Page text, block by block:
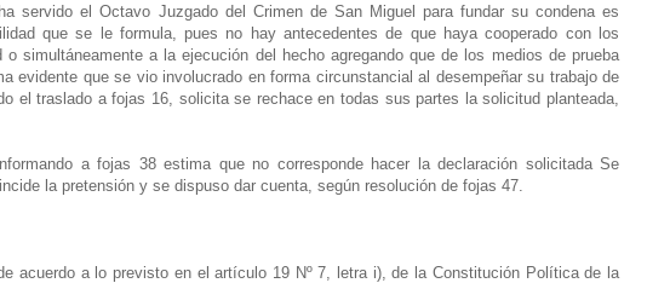
servido el Octavo Juzgado del Crimen de San Miguel para fundar su condena es
que se le formula, pues no hay antecedentes de que haya cooperado con los
o simultáneamente a la ejecución del hecho agregando que de los medios de prueba
evidente que se vio involucrado en forma circunstancial al desempeñar su trabajo de
el traslado a fojas 16, solicita se rechace en todas sus partes la solicitud planteada,
a fojas 38 estima que no corresponde hacer la declaración solicitada Se
la pretensión y se dispuso dar cuenta, según resolución de fojas 47.
acuerdo a lo previsto en el artículo 19 Nº 7, letra i), de la Constitución Política de la